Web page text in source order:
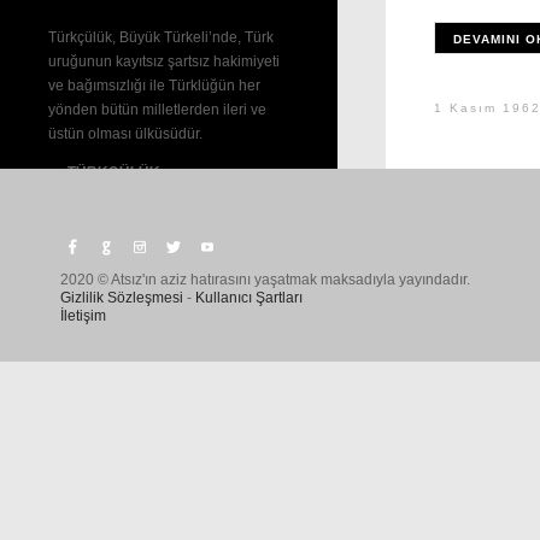
Türkçülük, Büyük Türkeli’nde, Türk
uruğunun kayıtsız şartsız hakimiyeti
ve bağımsızlığı ile Türklüğün her
yönden bütün milletlerden ileri ve
üstün olması ülküsüdür.
—TÜRKÇÜLÜK
DEVAMINI
1 Kasım 1962
2020 © Atsız'ın aziz hatırasını yaşatmak maksadıyla yayındadır.
Gizlilik Sözleşmesi - Kullanıcı Şartları
İletişim